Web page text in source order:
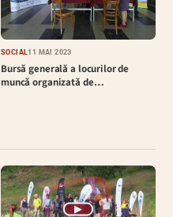
SOCIAL11 MAI 2023
Bursă generală a locurilor de
muncă organizată de…
▶